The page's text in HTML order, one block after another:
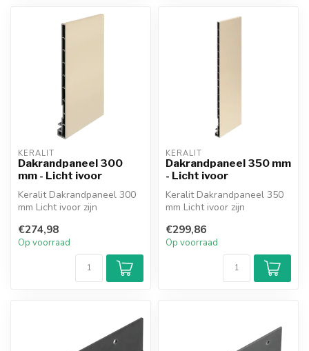
KERALIT
Dakrandpaneel 300
mm - Licht ivoor
Keralit Dakrandpaneel 300
mm Licht ivoor zijn
dakrandpanelen voor ...
€274,98
Op voorraad
KERALIT
Dakrandpaneel 350 mm
- Licht ivoor
Keralit Dakrandpaneel 350
mm Licht ivoor zijn
dakrandpanelen voor ...
€299,86
Op voorraad